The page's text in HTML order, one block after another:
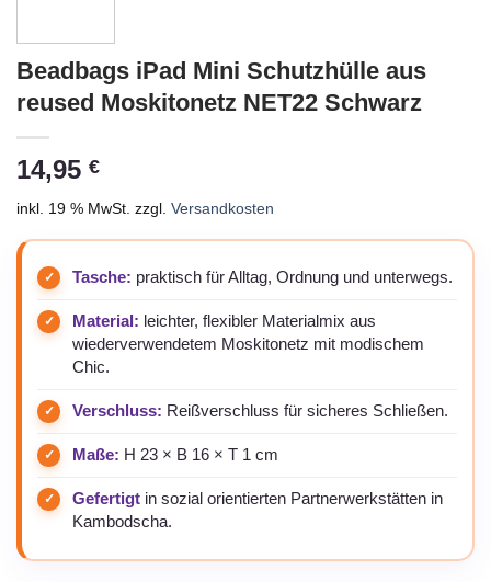
Beadbags iPad Mini Schutzhülle aus
reused Moskitonetz NET22 Schwarz
14,95 €
inkl. 19 % MwSt. zzgl. Versandkosten
Tasche: praktisch für Alltag, Ordnung und unterwegs.
Material: leichter, flexibler Materialmix aus
wiederverwendetem Moskitonetz mit modischem
Chic.
Verschluss: Reißverschluss für sicheres Schließen.
Maße: H 23 × B 16 × T 1 cm
Gefertigt in sozial orientierten Partnerwerkstätten in
Kambodscha.